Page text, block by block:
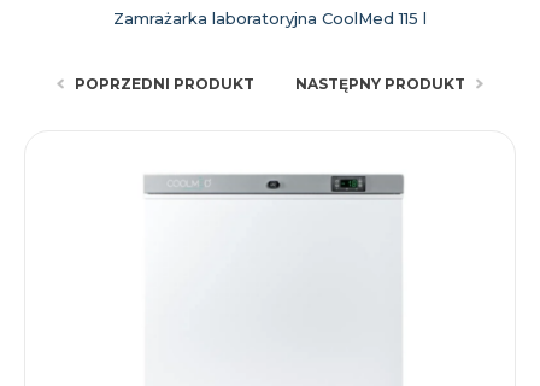
Zamrażarka laboratoryjna CoolMed 115 l
POPRZEDNI PRODUKT NASTĘPNY PRODUKT